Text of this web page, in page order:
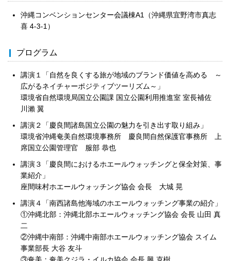
沖縄コンベンションセンター会議棟A1（沖縄県宜野湾市真志
喜 4-3-1）
プログラム
講演１「自然を良くする旅が地域のブランド価値を高める ～
広がるネイチャーポジティブツーリズム～」
環境省自然環境局国立公園課 国立公園利用推進室 室長補佐
川瀨 翼
講演２「慶良間諸島国立公園の魅力を引き出す取り組み」
環境省沖縄奄美自然環境事務所 慶良間自然保護官事務所 上
席国立公園管理官 服部 恭也
講演３「慶良間におけるホエールウォッチングと保全対策、事
業紹介」
座間味村ホエールウォッチング協会 会長 大城 晃
講演４「南西諸島他海域のホエールウォッチング事業の紹介」
①沖縄北部：沖縄北部ホエールウォッチング協会 会長 山田 真
二
②沖縄中南部：沖縄中南部ホエールウォッチング協会 スイム
事業部長 大谷 友斗